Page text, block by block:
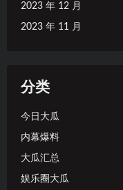
2023 年 12 月
2023 年 11 月
分类
今日大瓜
内幕爆料
大瓜汇总
娱乐圈大瓜